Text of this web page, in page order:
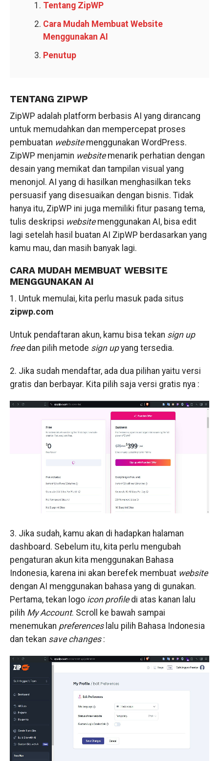
Tentang ZipWP
Cara Mudah Membuat Website
Menggunakan AI
Penutup
TENTANG ZIPWP
ZipWP adalah platform berbasis AI yang dirancang
untuk memudahkan dan mempercepat proses
pembuatan websitemenggunakan WordPress.
ZipWP menjamin websitemenarik perhatian dengan
desain yang memikat dan tampilan visual yang
menonjol. AI yang di hasilkan menghasilkan teks
persuasif yang disesuaikan dengan bisnis. Tidak
hanya itu, ZipWP ini juga memiliki fitur pasang tema,
tulis deskripsi websitemenggunakan AI, bisa edit
lagi setelah hasil buatan AI ZipWP berdasarkan yang
kamu mau, dan masih banyak lagi.
CARA MUDAH MEMBUAT WEBSITE
MENGGUNAKAN AI
1. Untuk memulai, kita perlu masuk pada situs
zipwp.com
Untuk pendaftaran akun, kamu bisa tekan sign up
freedan pilih metode sign upyang tersedia.
2. Jika sudah mendaftar, ada dua pilihan yaitu versi
gratis dan berbayar. Kita pilih saja versi gratis nya :
3. Jika sudah, kamu akan di hadapkan halaman
dashboard. Sebelum itu, kita perlu mengubah
pengaturan akun kita menggunakan Bahasa
Indonesia, karena ini akan berefek membuat website
dengan AI menggunakan bahasa yang di gunakan.
Pertama, tekan logo icon profiledi atas kanan lalu
pilih My Account. Scroll ke bawah sampai
menemukan preferenceslalu pilih Bahasa Indonesia
dan tekan save changes: